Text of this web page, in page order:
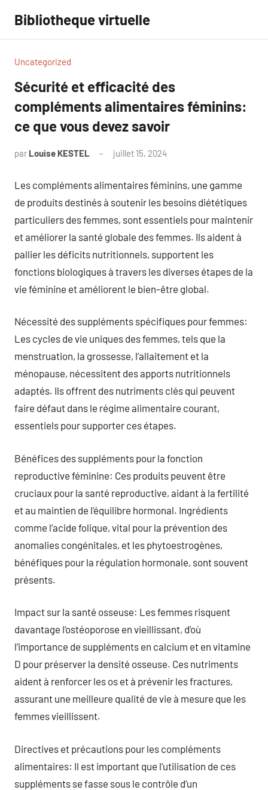
contenu
Bibliotheque virtuelle
Uncategorized
Sécurité et efficacité des
compléments alimentaires féminins:
ce que vous devez savoir
par Louise KESTEL juillet 15, 2024
Les compléments alimentaires féminins, une gamme
de produits destinés à soutenir les besoins diététiques
particuliers des femmes, sont essentiels pour maintenir
et améliorer la santé globale des femmes. Ils aident à
pallier les déficits nutritionnels, supportent les
fonctions biologiques à travers les diverses étapes de la
vie féminine et améliorent le bien-être global.
Nécessité des suppléments spécifiques pour femmes:
Les cycles de vie uniques des femmes, tels que la
menstruation, la grossesse, l’allaitement et la
ménopause, nécessitent des apports nutritionnels
adaptés. Ils offrent des nutriments clés qui peuvent
faire défaut dans le régime alimentaire courant,
essentiels pour supporter ces étapes.
Bénéfices des suppléments pour la fonction
reproductive féminine: Ces produits peuvent être
cruciaux pour la santé reproductive, aidant à la fertilité
et au maintien de l’équilibre hormonal. Ingrédients
comme l’acide folique, vital pour la prévention des
anomalies congénitales, et les phytoestrogènes,
bénéfiques pour la régulation hormonale, sont souvent
présents.
Impact sur la santé osseuse: Les femmes risquent
davantage l’ostéoporose en vieillissant, d’où
l’importance de suppléments en calcium et en vitamine
D pour préserver la densité osseuse. Ces nutriments
aident à renforcer les os et à prévenir les fractures,
assurant une meilleure qualité de vie à mesure que les
femmes vieillissent.
Directives et précautions pour les compléments
alimentaires: Il est important que l’utilisation de ces
suppléments se fasse sous le contrôle d’un